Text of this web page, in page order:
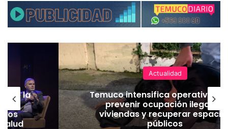
de la
Actualidad
Temuco intensifica operativos
prevenir ocupación ilegal de
viviendas y recuperar
públicos